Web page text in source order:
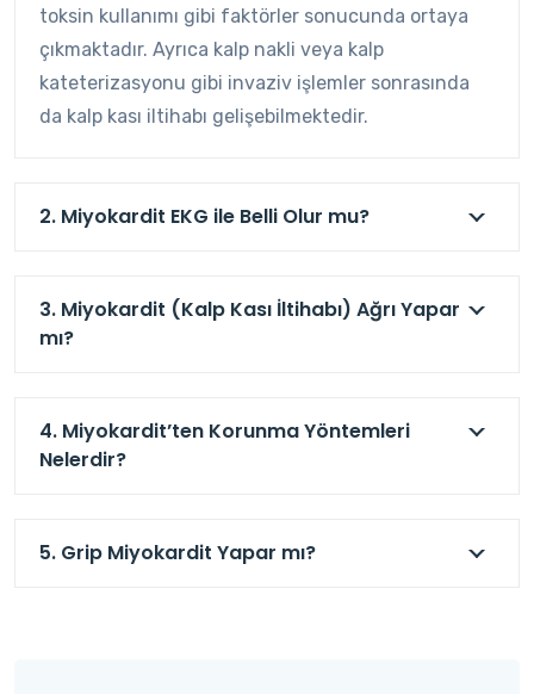
toksin kullanımı gibi faktörler sonucunda ortaya
çıkmaktadır. Ayrıca kalp nakli veya kalp
kateterizasyonu gibi invaziv işlemler sonrasında
da kalp kası iltihabı gelişebilmektedir.
2. Miyokardit EKG ile Belli Olur mu?
3. Miyokardit (Kalp Kası İltihabı) Ağrı Yapar
mı?
4. Miyokardit’ten Korunma Yöntemleri
Nelerdir?
5. Grip Miyokardit Yapar mı?